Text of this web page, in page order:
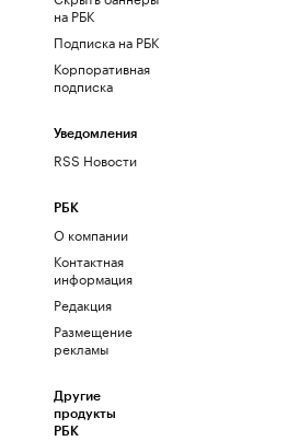
на РБК
Подписка на РБК
Корпоративная
подписка
Уведомления
RSS Новости
РБК
О компании
Контактная
информация
Редакция
Размещение
рекламы
Другие
продукты
РБК